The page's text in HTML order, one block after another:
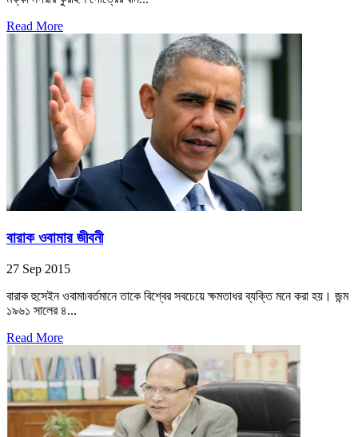
Read More
বারাক ওবামার জীবনী
27 Sep 2015
বারাক হুসেইন ওবামা৷বর্তমানে তাকে বিশ্বের সবচেয়ে ক্ষমতাধর ব্যক্তি মনে করা হয়। জন্ম
১৯৬১ সালের ৪...
Read More